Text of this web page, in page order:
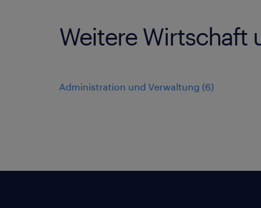
Weitere Wirtschaft
Administration und Verwaltung (6)